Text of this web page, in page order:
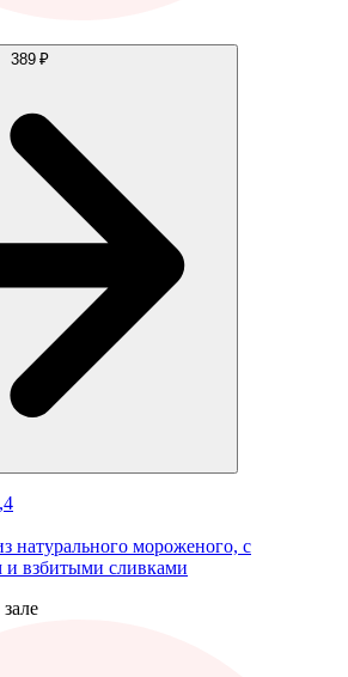
389 ₽
натурального мороженого, с
взбитыми сливками